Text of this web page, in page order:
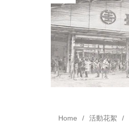
Home 活動花絮